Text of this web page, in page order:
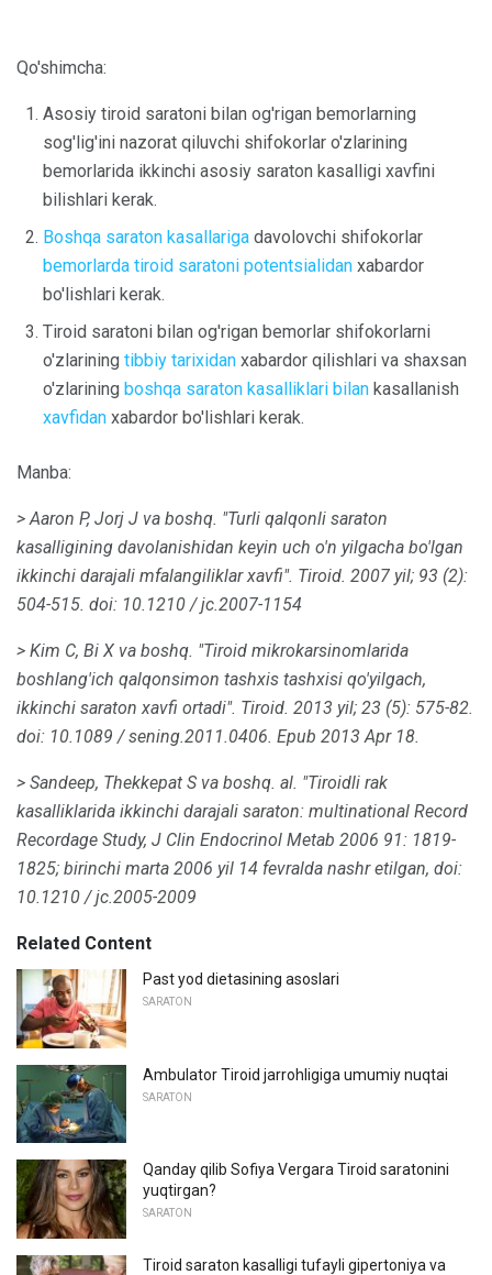
Qo'shimcha:
Asosiy tiroid saratoni bilan og'rigan bemorlarning
sog'lig'ini nazorat qiluvchi shifokorlar o'zlarining
bemorlarida ikkinchi asosiy saraton kasalligi xavfini
bilishlari kerak.
Boshqa saraton kasallariga davolovchi shifokorlar
bemorlarda tiroid saratoni potentsialidan xabardor
bo'lishlari kerak.
Tiroid saratoni bilan og'rigan bemorlar shifokorlarni
o'zlarining tibbiy tarixidan xabardor qilishlari va shaxsan
o'zlarining boshqa saraton kasalliklari bilan kasallanish
xavfidan xabardor bo'lishlari kerak.
Manba:
> Aaron P, Jorj J va boshq. "Turli qalqonli saraton
kasalligining davolanishidan keyin uch o'n yilgacha bo'lgan
ikkinchi darajali mfalangiliklar xavfi". Tiroid. 2007 yil; 93 (2):
504-515. doi: 10.1210 / jc.2007-1154
> Kim C, Bi X va boshq. "Tiroid mikrokarsinomlarida
boshlang'ich qalqonsimon tashxis tashxisi qo'yilgach,
ikkinchi saraton xavfi ortadi". Tiroid. 2013 yil; 23 (5): 575-82.
doi: 10.1089 / sening.2011.0406. Epub 2013 Apr 18.
> Sandeep, Thekkepat S va boshq. al. "Tiroidli rak
kasalliklarida ikkinchi darajali saraton: multinational Record
Recordage Study, J Clin Endocrinol Metab 2006 91: 1819-
1825; birinchi marta 2006 yil 14 fevralda nashr etilgan, doi:
10.1210 / jc.2005-2009
Related Content
Past yod dietasining asoslari
SARATON
Ambulator Tiroid jarrohligiga umumiy nuqtai
SARATON
Qanday qilib Sofiya Vergara Tiroid saratonini
yuqtirgan?
SARATON
Tiroid saraton kasalligi tufayli gipertoniya va